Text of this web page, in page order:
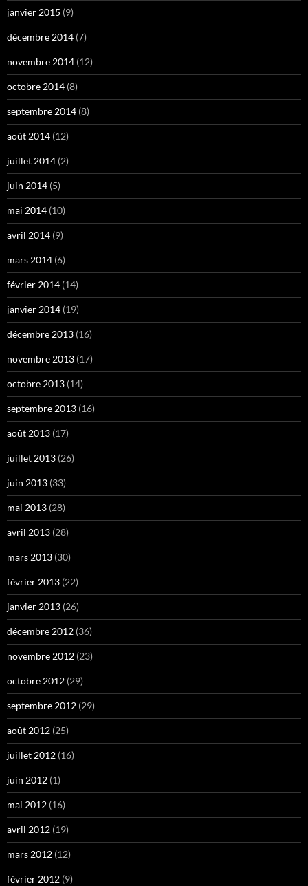
janvier 2015 (9)
décembre 2014 (7)
novembre 2014 (12)
octobre 2014 (8)
septembre 2014 (8)
août 2014 (12)
juillet 2014 (2)
juin 2014 (5)
mai 2014 (10)
avril 2014 (9)
mars 2014 (6)
février 2014 (14)
janvier 2014 (19)
décembre 2013 (16)
novembre 2013 (17)
octobre 2013 (14)
septembre 2013 (16)
août 2013 (17)
juillet 2013 (26)
juin 2013 (33)
mai 2013 (28)
avril 2013 (28)
mars 2013 (30)
février 2013 (22)
janvier 2013 (26)
décembre 2012 (36)
novembre 2012 (23)
octobre 2012 (29)
septembre 2012 (29)
août 2012 (25)
juillet 2012 (16)
juin 2012 (1)
mai 2012 (16)
avril 2012 (19)
mars 2012 (12)
février 2012 (9)